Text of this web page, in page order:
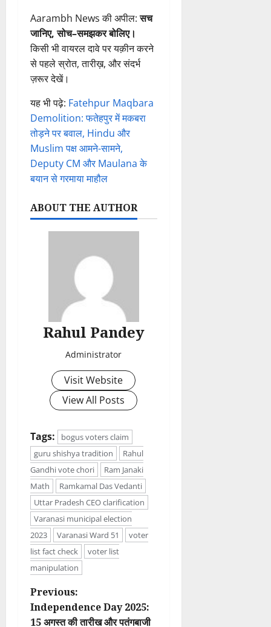
Aarambh News की अपील:सच
जानिए, सोच–समझकर बोलिए।
किसी भी वायरल दावे पर यक़ीन करने
से पहले स्रोत, तारीख़, और संदर्भ
ज़रूर देखें।
यह भी पढ़े: Fatehpur Maqbara
Demolition: फतेहपुर में मकबरा
तोड़ने पर बवाल, Hindu और
Muslim पक्ष आमने-सामने,
Deputy CM और Maulana के
बयान से गरमाया माहौल
ABOUT THE AUTHOR
Rahul Pandey
Administrator
Visit Website
View All Posts
Tags:
bogus voters claim
guru shishya tradition
Rahul
Gandhi vote chori
Ram Janaki
Math
Ramkamal Das Vedanti
Uttar Pradesh CEO clarification
Varanasi municipal election
2023
Varanasi Ward 51
voter
list fact check
voter list
manipulation
P
o
Previous:
Independence Day 2025:
15 अगस्त की तारीख और पतंगबाजी